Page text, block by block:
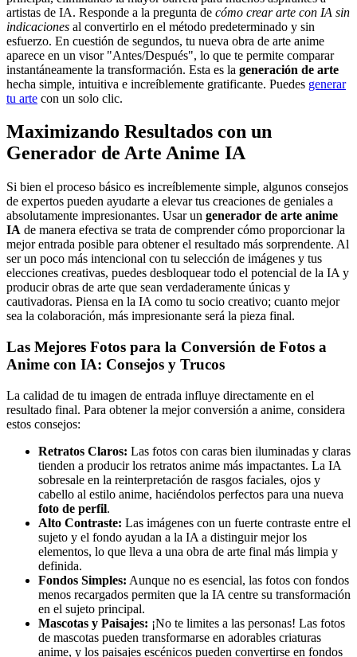
artistas de IA. Responde a la pregunta de cómo crear arte con IA sin
indicaciones al convertirlo en el método predeterminado y sin
esfuerzo. En cuestión de segundos, tu nueva obra de arte anime
aparece en un visor "Antes/Después", lo que te permite comparar
instantáneamente la transformación. Esta es la generación de arte
hecha simple, intuitiva e increíblemente gratificante. Puedes generar
tu arte con un solo clic.
Maximizando Resultados con un
Generador de Arte Anime IA
Si bien el proceso básico es increíblemente simple, algunos consejos
de expertos pueden ayudarte a elevar tus creaciones de geniales a
absolutamente impresionantes. Usar un generador de arte anime
IA de manera efectiva se trata de comprender cómo proporcionar la
mejor entrada posible para obtener el resultado más sorprendente. Al
ser un poco más intencional con tu selección de imágenes y tus
elecciones creativas, puedes desbloquear todo el potencial de la IA y
producir obras de arte que sean verdaderamente únicas y
cautivadoras. Piensa en la IA como tu socio creativo; cuanto mejor
sea la colaboración, más impresionante será la pieza final.
Las Mejores Fotos para la Conversión de Fotos a
Anime con IA: Consejos y Trucos
La calidad de tu imagen de entrada influye directamente en el
resultado final. Para obtener la mejor conversión a anime, considera
estos consejos:
Retratos Claros: Las fotos con caras bien iluminadas y claras
tienden a producir los retratos anime más impactantes. La IA
sobresale en la reinterpretación de rasgos faciales, ojos y
cabello al estilo anime, haciéndolos perfectos para una nueva
foto de perfil.
Alto Contraste: Las imágenes con un fuerte contraste entre el
sujeto y el fondo ayudan a la IA a distinguir mejor los
elementos, lo que lleva a una obra de arte final más limpia y
definida.
Fondos Simples: Aunque no es esencial, las fotos con fondos
menos recargados permiten que la IA centre su transformación
en el sujeto principal.
Mascotas y Paisajes: ¡No te limites a las personas! Las fotos
de mascotas pueden transformarse en adorables criaturas
anime, y los paisajes escénicos pueden convertirse en fondos